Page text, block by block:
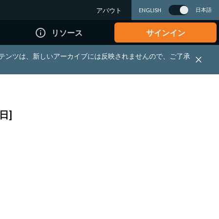
アバウト ENGLISH 日本語
info_outline リソース サインイン
ツは、新しいアーカイブには反映されませんので、ご了承
]